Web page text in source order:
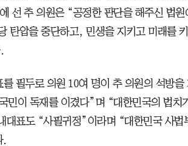
선 추 의원은 “공정한 판단을 해주신 법원
탄압을 중단하고, 민생을 지키고 미래를
필두로 의원 10여 명이 추 의원의 석방을
민이 독재를 이겼다”며 “대한민국의 법치
대표도 “사필귀정”이라며 “대한민국 사법